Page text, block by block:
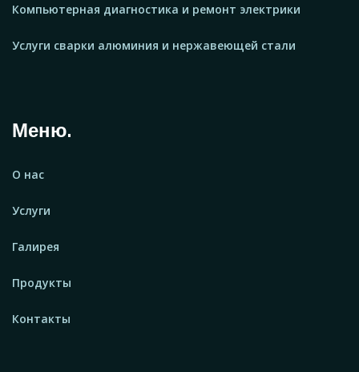
Компьютерная диагностика и ремонт электрики
Услуги сварки алюминия и нержавеющей стали
Меню.
О нас
Услуги
Галирея
Продукты
Контакты